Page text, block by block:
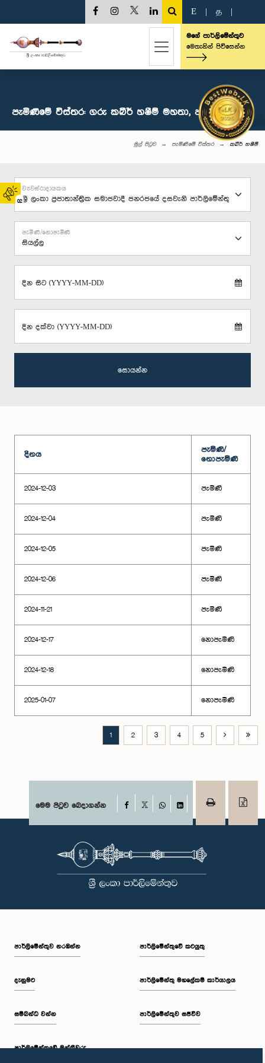
02
E த
මගේ පාර්ලිමේන්තුව
මෙතැනින් පිවිසෙන්න
පැමිණීමේ විස්තර: ගරු කබීර් හෂීම් මහතා, පා.ම.
මුල් පිටුව පැමිණීමේ විස්තර කබීර් හෂීම්
ව්‍යවස්ථාදායකය
පැමිණි/නොපැමිණි
දින සිට (YYYY-MM-DD)
දින දක්වා (YYYY-MM-DD)
සොයන්න
දිනය
පැමිණි/
නොපැමිණි
2024-12-03 පැමිණි
2024-12-04 පැමිණි
2024-12-05 පැමිණි
2024-12-06 පැමිණි
2024-11-21 පැමිණි
2024-12-17 නොපැමිණි
2024-12-18 නොපැමිණි
2025-01-07 නොපැමිණි
1 2 3 4 5
මෙම පිටුව බෙදාගන්න Facebook
WhatsAppLinkedIn
පාර්ලි‌මේන්තුව නරඹන්න
දැනුමට
සම්බන්ධ වන්න
පාර්ලි‌මේන්තුවේ මන්ත්‍රීවරු
පාර්ලිමේන්තුවේ කටයුතු
පාර්ලිමේන්තු මහලේකම් කාර්යාලය
පාර්ලිමේන්තුව සජීවීව